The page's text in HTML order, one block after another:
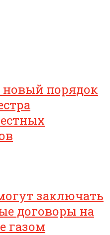
порядок
заключать
договоры на
газом